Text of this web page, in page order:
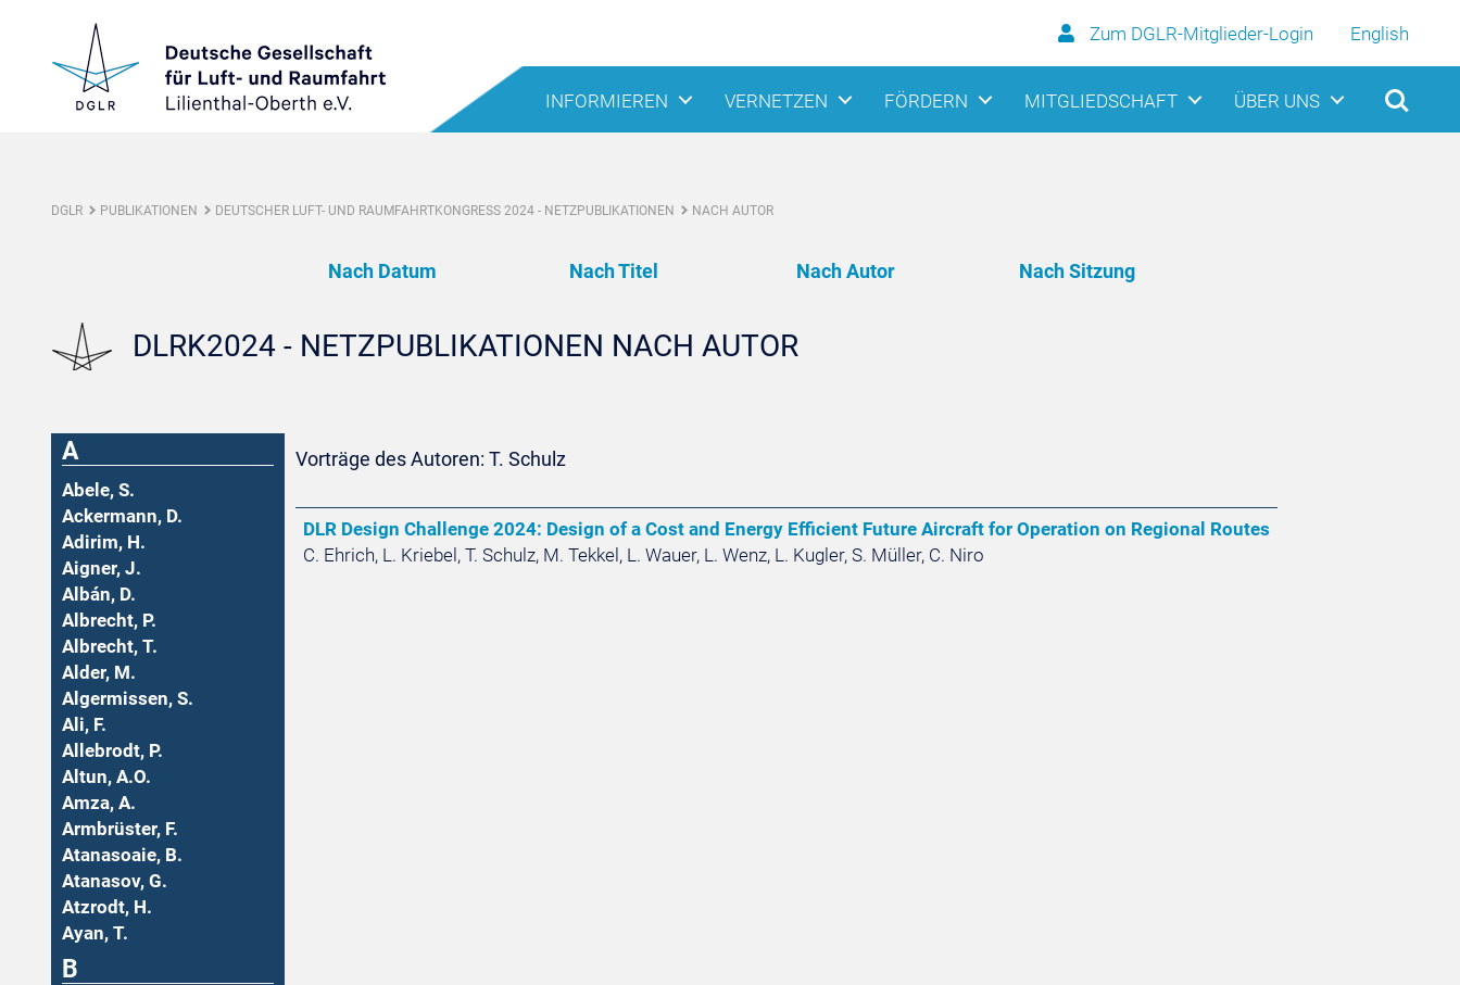
Zum DGLR-Mitglieder-Login English
INFORMIEREN VERNETZEN FÖRDERN MITGLIEDSCHAFT ÜBER UNS
DGLR PUBLIKATIONEN DEUTSCHER LUFT- UND RAUMFAHRTKONGRESS 2024 - NETZPUBLIKATIONEN NACH AUTOR
Nach Datum Nach Titel Nach Autor Nach Sitzung
DLRK2024 - NETZPUBLIKATIONEN NACH AUTOR
A
Abele, S.
Ackermann, D.
Adirim, H.
Aigner, J.
Albán, D.
Albrecht, P.
Albrecht, T.
Alder, M.
Algermissen, S.
Ali, F.
Allebrodt, P.
Altun, A.O.
Amza, A.
Armbrüster, F.
Atanasoaie, B.
Atanasov, G.
Atzrodt, H.
Ayan, T.
B
Vorträge des Autoren: T. Schulz
DLR Design Challenge 2024: Design of a Cost and Energy Efficient Future Aircraft for Operation on Regional Routes
C. Ehrich, L. Kriebel, T. Schulz, M. Tekkel, L. Wauer, L. Wenz, L. Kugler, S. Müller, C. Niro